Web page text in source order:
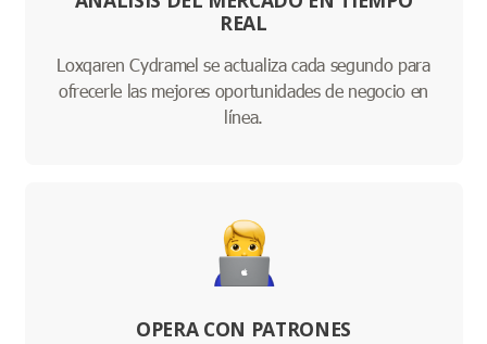
REAL
Loxqaren Cydramel se actualiza cada segundo para
ofrecerle las mejores oportunidades de negocio en
línea.
OPERA CON PATRONES